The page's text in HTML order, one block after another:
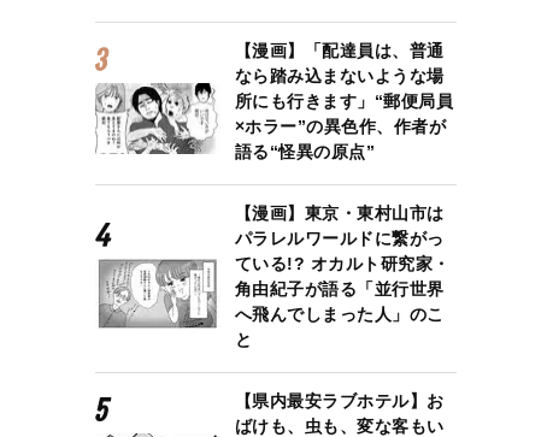
【漫画】「配達員は、普通
なら踏み込まないような場
所にも行きます」“郵便局員
×ホラー”の異色作、作者が
語る“怪異の原点”
【漫画】東京・東村山市は
パラレルワールドに繋がっ
ている!? オカルト研究家・
角由紀子が語る「並行世界
へ飛んでしまった人」のこ
と
【県内最安ラブホテル】お
ばけも、虫も、変な客もい